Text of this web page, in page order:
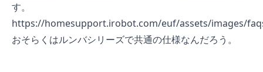
す。
https://homesupport.irobot.com/euf/assets/images/
おそらくはルンバシリーズで共通の仕様なんだろう。